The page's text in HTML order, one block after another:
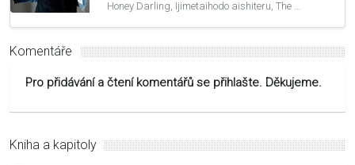
Honey Darling, Ijimetaihodo aishiteru, The …
Komentáře
Pro přidávání a čtení komentářů se přihlašte. Děkujeme.
Kniha a kapitoly